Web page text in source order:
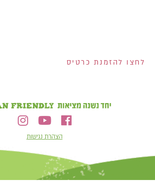
לחצו להזמנת כרטיס
הצהרת נגישות